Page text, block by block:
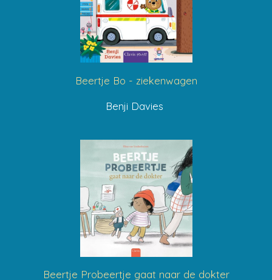
Beertje Bo - ziekenwagen
Benji Davies
Beertje Probeertje gaat naar de dokter